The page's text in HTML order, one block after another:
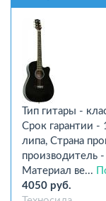
Тип гитары -
Срок гарантии -
липа, Страна
производитель
Материал ве...
4050 руб.